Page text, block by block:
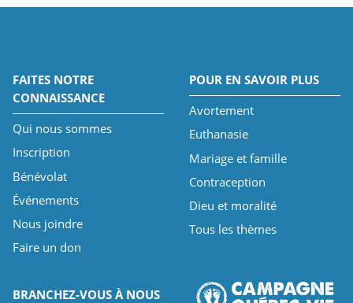
FAITES NOTRE
CONNAISSANCE
Qui nous sommes
Inscription
Bénévolat
Événements
Nous joindre
Faire un don
POUR EN SAVOIR PLUS
Avortement
Euthanasie
Mariage et famille
Contraception
Dieu et moralité
Tous les thèmes
BRANCHEZ-VOUS À NOUS